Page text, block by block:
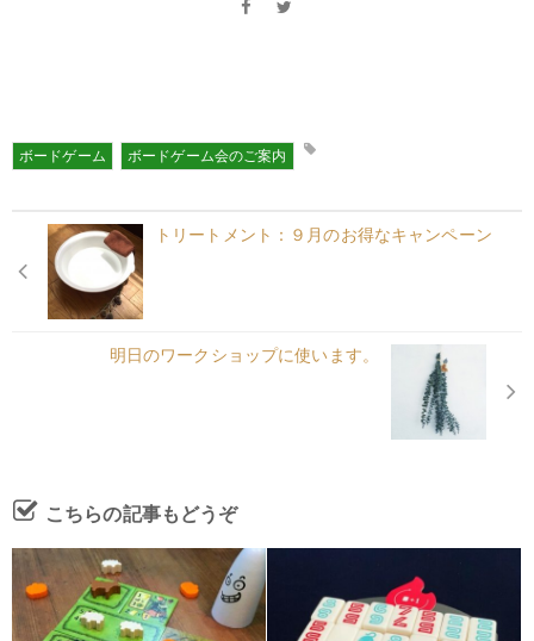
ボードゲーム ボードゲーム会のご案内
トリートメント：９月のお得なキャンペーン
明日のワークショップに使います。
こちらの記事もどうぞ